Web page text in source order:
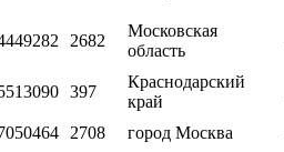
2682
Московская
область
397
Краснодарский
край
2708 город Москва